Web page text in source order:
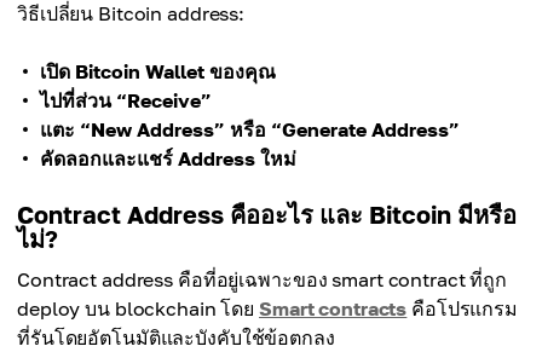
วิธีเปลี่ยน Bitcoin address:
เปิด Bitcoin Wallet ของคุณ
ไปที่ส่วน “Receive”
แตะ “New Address” หรือ “Generate Address”
คัดลอกและแชร์ Address ใหม่
Contract Address คืออะไร และ Bitcoin มีหรือ
ไม่?
Contract address คือที่อยู่เฉพาะของ smart contract ที่ถูก
deploy บน blockchain โดย Smart contracts คือโปรแกรม
ที่รันโดยอัตโนมัติและบังคับใช้ข้อตกลง